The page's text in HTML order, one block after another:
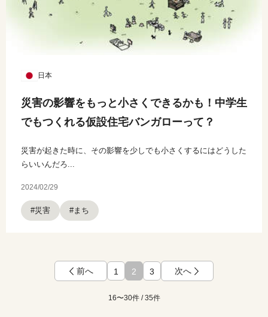
日本
災害の影響をもっと小さくできるかも！中学生
でもつくれる仮設住宅バンガローって？
災害が起きた時に、その影響を少しでも小さくするにはどうした
らいいんだろ...
2024/02/29
#災害 #まち
前へ 1 2 3 次へ
16〜30件 / 35件